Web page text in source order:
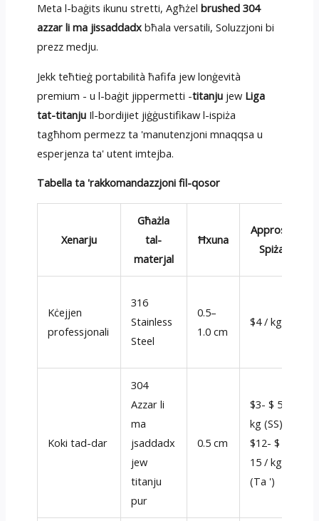
Meta l-baġits ikunu stretti, Agħżel brushed 304
azzar li ma jissaddadxbħala versatili, Soluzzjoni bi
prezz medju.
Jekk teħtieġ portabilità ħafifa jew lonġevità
premium - u l-baġit jippermetti -titanjujew Liga
tat-titanjuIl-bordijiet jiġġustifikaw l-ispiża
tagħhom permezz ta 'manutenzjoni mnaqqsa u
esperjenza ta' utent imtejba.
Tabella ta 'rakkomandazzjoni fil-qosor
Xenarju
Għażla
tal-
materjal
Ħxuna
Appross.
Spiża
Kċejjen
professjonali
316
Stainless
Steel
0.5–
1.0 cm
$4 / kg
Koki tad-dar
304
Azzar li
ma
jsaddadx
jew
titanju
pur
0.5 cm
$3- $ 5 /
kg (SS);
$12- $
15 / kg
(Ta ')